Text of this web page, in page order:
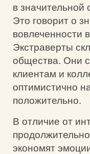
в
Это говорит о
вовлеченности
Экстраверты
общества. Они
клиентам и
оптимистично
положительно.
В отличие от
экономят